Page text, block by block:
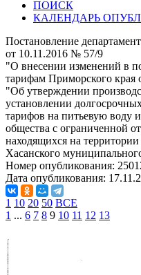
ПОИСК
КАЛЕНДАРЬ
Постановление
от 10.11.2016 № 57/9
"О внесении изменений в
тарифам Приморского края
"Об утверждении
установлении
тарифов на питьевую воду
общества с ограниченной
находящихся на
Хасанского
Номер опубликования:
Дата опубликования:
1 10 20 50 ВСЕ
1 ... 6 7 8 9 10 11 12 13